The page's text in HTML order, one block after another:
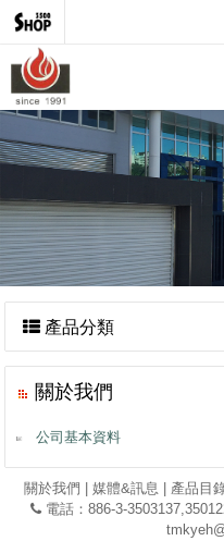
產品分類
關於我們
公司基本資料
關於我們 媒體&訊息 產品目
電話：886-3-